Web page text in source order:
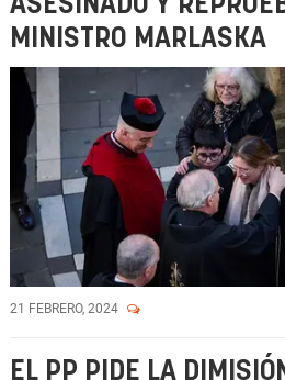
MINISTRO MARLASKA
21 FEBRERO, 2024
EL PP PIDE LA